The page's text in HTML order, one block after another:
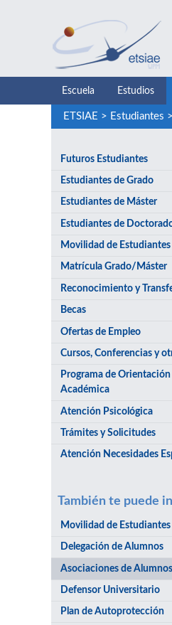
Escuela Estudios
ETSIAE > Estudiantes >
Futuros Estudiantes
Estudiantes de Grado
Estudiantes de Máster
Estudiantes de
Movilidad de Estudiantes
Matrícula Grado/Máster
Reconocimiento y
Becas
Ofertas de Empleo
Cursos, Conferencias y
Programa de
Académica
Atención Psicológica
Trámites y Solicitudes
Atención Necesidades
También te puede
Movilidad de Estudiantes
Delegación de Alumnos
Asociaciones de Alumnos
Defensor Universitario
Plan de Autoprotección